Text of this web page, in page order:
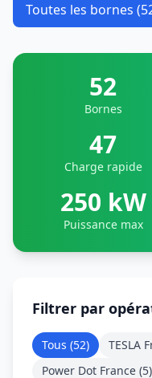
Toutes les bornes
52
Bornes
47
Charge rapide
250 kW
Puissance max
Filtrer par
Tous (52) TESLA
Power Dot France (5)